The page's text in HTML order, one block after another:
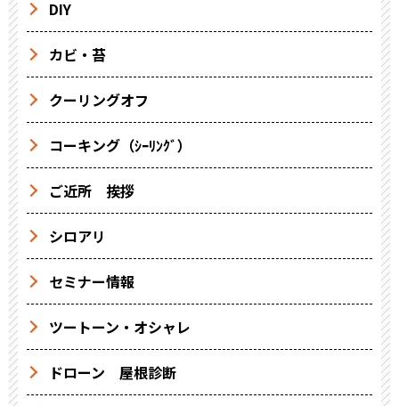
DIY
カビ・苔
クーリングオフ
コーキング（ｼｰﾘﾝｸﾞ）
ご近所 挨拶
シロアリ
セミナー情報
ツートーン・オシャレ
ドローン 屋根診断